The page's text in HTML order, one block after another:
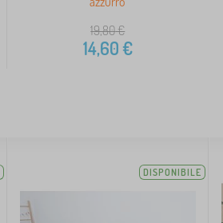
19,80€
14,60€
DISPONIBILE